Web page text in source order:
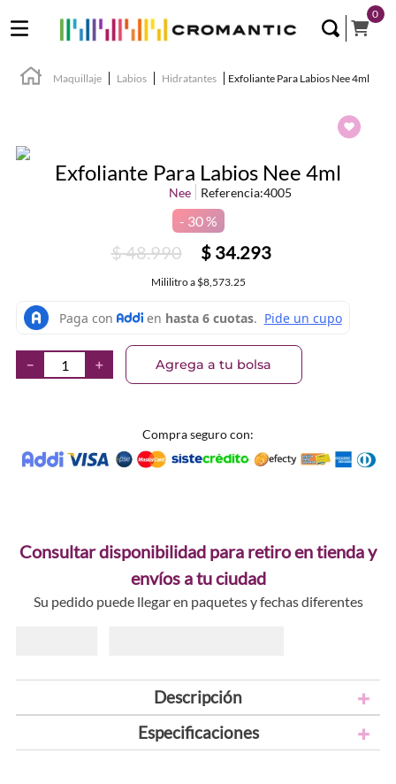
0
Maquillaje Labios Hidratantes Exfoliante Para Labios Nee 4ml
Exfoliante Para Labios Nee 4ml
Nee Referencia:4005
30 %
$48.990 $ 34.293
Mililitroa $8,573.25
＋
－ Agrega a tu bolsa
Compra seguro con:
Consultar disponibilidad para retiro en tienda y
envíos a tu ciudad
Su pedido puede llegar en paquetes y fechas diferentes
Descripción
Especificaciones